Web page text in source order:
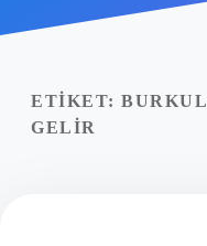
Yasal Uyarı
ETIKET:
GELIR